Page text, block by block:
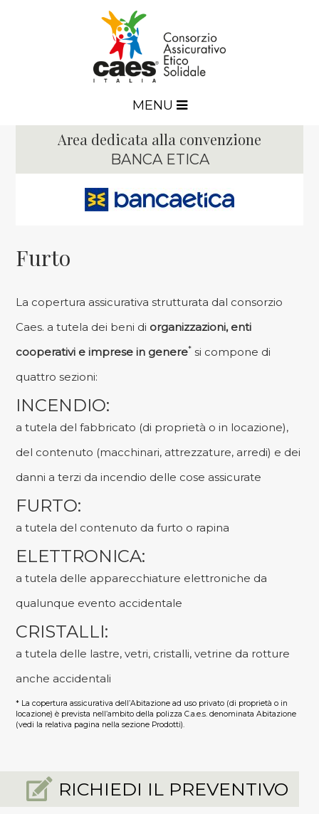
MENU
Area dedicata alla convenzione
BANCA ETICA
Furto
La copertura assicurativa strutturata dal consorzio
Caes. a tutela dei beni di organizzazioni, enti
cooperativi e imprese in genere* si compone di
quattro sezioni:
INCENDIO:
a tutela del fabbricato (di proprietà o in locazione),
del contenuto (macchinari, attrezzature, arredi) e dei
danni a terzi da incendio delle cose assicurate
FURTO:
a tutela del contenuto da furto o rapina
ELETTRONICA:
a tutela delle apparecchiature elettroniche da
qualunque evento accidentale
CRISTALLI:
a tutela delle lastre, vetri, cristalli, vetrine da rotture
anche accidentali
* La copertura assicurativa dell’Abitazione ad uso privato (di proprietà o in
locazione) è prevista nell’ambito della polizza C.a.e.s. denominata Abitazione
(vedi la relativa pagina nella sezione Prodotti).
RICHIEDI IL PREVENTIVO